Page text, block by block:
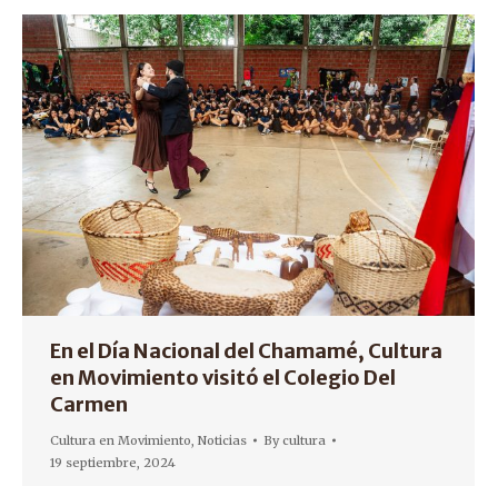
En el Día Nacional del Chamamé, Cultura
en Movimiento visitó el Colegio Del
Carmen
Cultura en Movimiento, Noticias Bycultura
19 septiembre, 2024